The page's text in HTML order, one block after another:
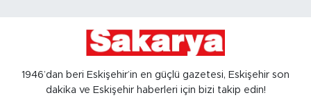
1946’dan beri Eskişehir’in en güçlü gazetesi, Eskişehir son
dakika ve Eskişehir haberleri için bizi takip edin!